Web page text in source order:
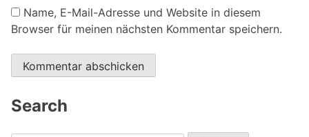
Name, E-Mail-Adresse und Website in diesem
Browser für meinen nächsten Kommentar speichern.
Search